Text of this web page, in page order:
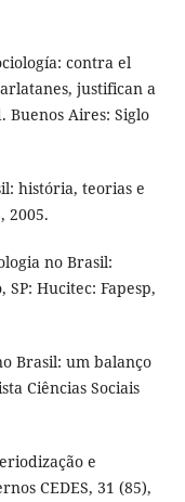
contra el
justifican a
Aires: Siglo
história, teorias e
2005.
no Brasil:
Hucitec: Fapesp,
Brasil: um balanço
Ciências Sociais
e
CEDES, 31 (85),